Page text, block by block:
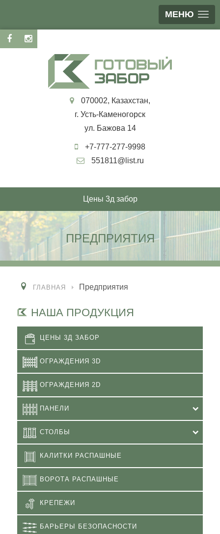
МЕНЮ
070002, Казахстан,
г. Усть-Каменогорск
ул. Бажова 14
+7-777-277-9998
551811@list.ru
Цены 3д забор
ПРЕДПРИЯТИЯ
ГЛАВНАЯ Предприятия
НАША ПРОДУКЦИЯ
ЦЕНЫ 3Д ЗАБОР
ОГРАЖДЕНИЯ 3D
ОГРАЖДЕНИЯ 2D
ПАНЕЛИ
СТОЛБЫ
КАЛИТКИ РАСПАШНЫЕ
ВОРОТА РАСПАШНЫЕ
КРЕПЕЖИ
БАРЬЕРЫ БЕЗОПАСНОСТИ